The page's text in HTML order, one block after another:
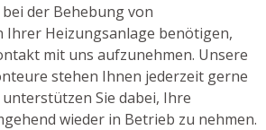
der Behebung von
Ihrer Heizungsanlage benötigen,
mit uns aufzunehmen. Unsere
stehen Ihnen jederzeit gerne
Sie dabei, Ihre
wieder in Betrieb zu nehmen.